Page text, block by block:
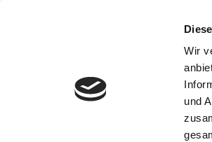
Wir
und